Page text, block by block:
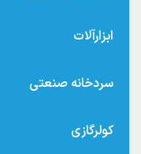
ابزارآلات
سردخانه صنعتی
کولرگازی